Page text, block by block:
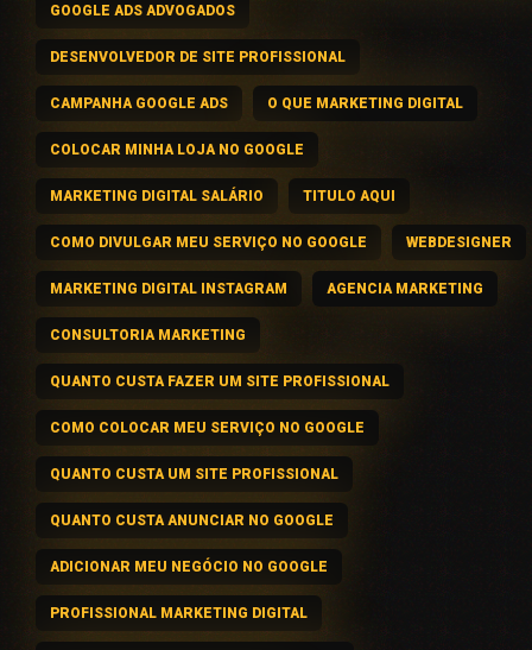
GOOGLE ADS ADVOGADOS
DESENVOLVEDOR DE SITE PROFISSIONAL
CAMPANHA GOOGLE ADS O QUE MARKETING DIGITAL
COLOCAR MINHA LOJA NO GOOGLE
MARKETING DIGITAL SALÁRIO TITULO AQUI
COMO DIVULGAR MEU SERVIÇO NO GOOGLE WEBDESIGNER
MARKETING DIGITAL INSTAGRAM AGENCIA MARKETING
CONSULTORIA MARKETING
QUANTO CUSTA FAZER UM SITE PROFISSIONAL
COMO COLOCAR MEU SERVIÇO NO GOOGLE
QUANTO CUSTA UM SITE PROFISSIONAL
QUANTO CUSTA ANUNCIAR NO GOOGLE
ADICIONAR MEU NEGÓCIO NO GOOGLE
PROFISSIONAL MARKETING DIGITAL